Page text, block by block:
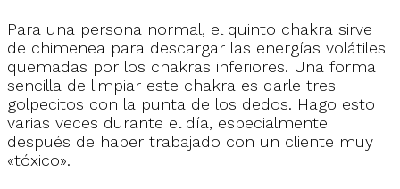
Para una persona normal, el quinto chakra sirve
de chimenea para descargar las energías volátiles
quemadas por los chakras inferiores. Una forma
sencilla de limpiar este chakra es darle tres
golpecitos con la punta de los dedos. Hago esto
varias veces durante el día, especialmente
después de haber trabajado con un cliente muy
«tóxico».